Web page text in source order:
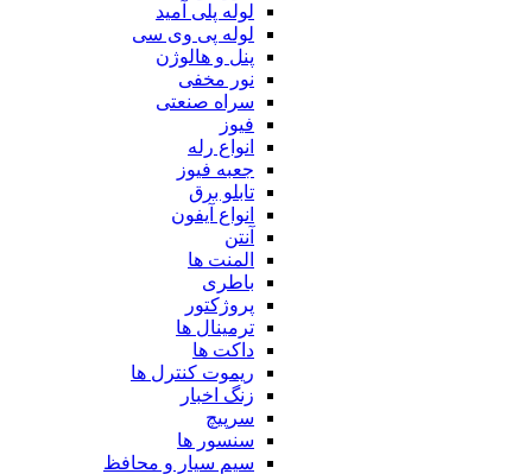
لوله پلی آمید
لوله پی وی سی
پنل و هالوژن
نور مخفی
سراه صنعتی
فیوز
انواع رله
جعبه فیوز
تابلو برق
انواع آیفون
آنتن
المنت ها
باطری
پروژکتور
ترمینال ها
داکت ها
ریموت کنترل ها
زنگ اخبار
سرپیچ
سنسور ها
سیم سیار و محافظ